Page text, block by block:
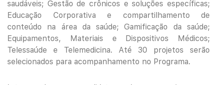
saudáveis; Gestão de crônicos e soluções específicas;
Educação Corporativa e compartilhamento de
conteúdo na área da saúde; Gamificação da saúde;
Equipamentos, Materiais e Dispositivos Médicos;
Telessaúde e Telemedicina. Até 30 projetos serão
selecionados para acompanhamento no Programa.